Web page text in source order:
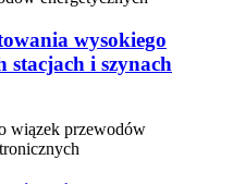
wysokiego
stacjach i szynach